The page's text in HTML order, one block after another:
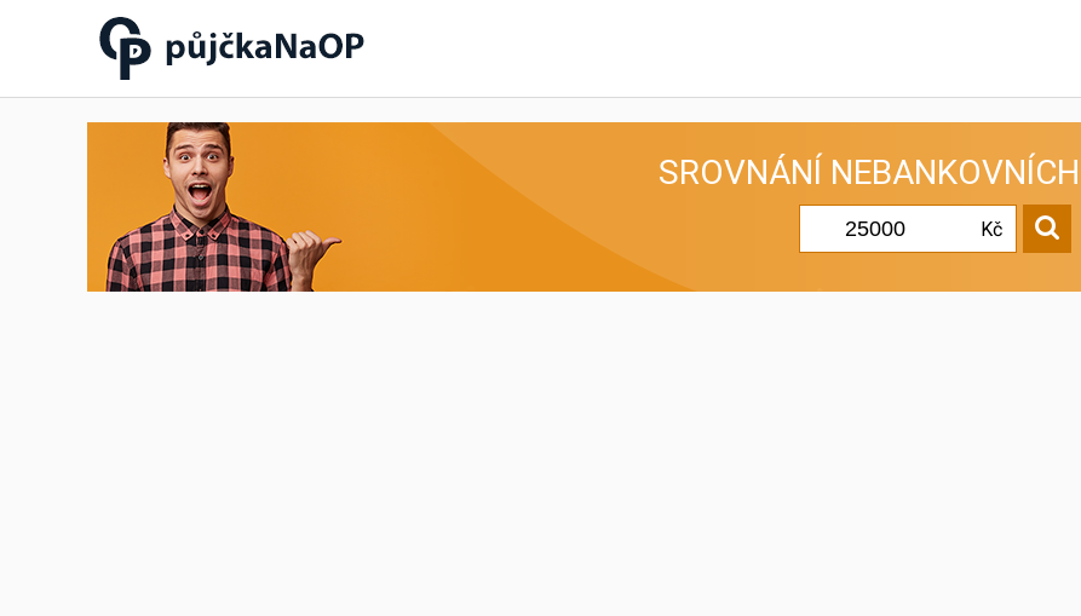
Půjčka na OP občanský
průkaz
SROVNÁNÍ
Kč